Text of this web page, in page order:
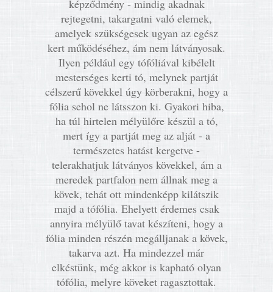
képződmény - mindig akadnak
rejtegetni, takargatni való elemek,
amelyek szükségesek ugyan az egész
kert működéséhez, ám nem látványosak.
Ilyen például egy tófóliával kibélelt
mesterséges kerti tó, melynek partját
célszerű kövekkel úgy körberakni, hogy a
fólia sehol ne látsszon ki. Gyakori hiba,
ha túl hirtelen mélyülőre készül a tó,
mert így a partját meg az alját - a
természetes hatást kergetve -
telerakhatjuk látványos kövekkel, ám a
meredek partfalon nem állnak meg a
kövek, tehát ott mindenképp kilátszik
majd a tófólia. Ehelyett érdemes csak
annyira mélyülő tavat készíteni, hogy a
fólia minden részén megálljanak a kövek,
takarva azt. Ha mindezzel már
elkéstünk, még akkor is kapható olyan
tófólia, melyre köveket ragasztottak.